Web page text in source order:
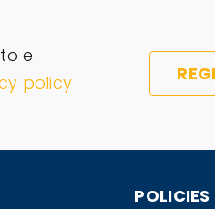
e
policy
POLICIES